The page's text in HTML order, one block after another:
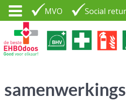
MVO Social
PSO30+
Tel. 035 - 7370265